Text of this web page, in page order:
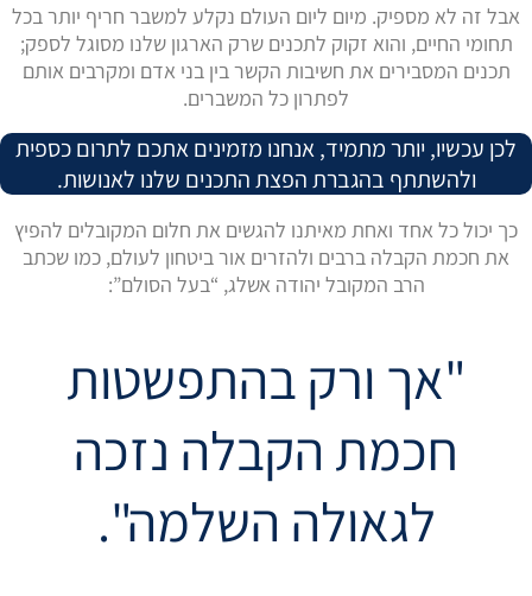
אבל זה לא מספיק. מיום ליום העולם נקלע למשבר חריף יותר בכל
תחומי החיים, והוא זקוק לתכנים שרק הארגון שלנו מסוגל לספק;
תכנים המסבירים את חשיבות הקשר בין בני אדם ומקרבים אותם
לפתרון כל המשברים.
לכן עכשיו, יותר מתמיד, אנחנו מזמינים אתכם לתרום כספית
ולהשתתף בהגברת הפצת התכנים שלנו לאנושות.
כך יכול כל אחד ואחת מאיתנו להגשים את חלום המקובלים להפיץ
את חכמת הקבלה ברבים ולהזרים אור ביטחון לעולם, כמו שכתב
הרב המקובל יהודה אשלג, “בעל הסולם”:
"אך ורק בהתפשטות
חכמת הקבלה נזכה
לגאולה השלמה".